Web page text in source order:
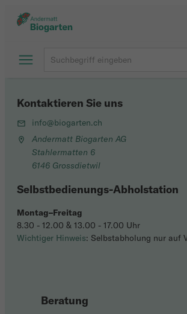
Beratung
Kontaktieren Sie uns
info@biogarten.ch
Andermatt Biogarten AG
Stahlermatten 6
6146 Grossdietwil
Selbstbedienungs-Abholstation
Montag–Freitag
8.30 - 12.00 & 13.00 - 17.00 Uhr
Wichtiger Hinweis: Selbstabholung nur auf